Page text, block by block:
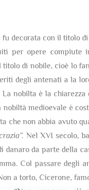
decorata con il titolo
per opere compiute
di nobile, cioè lo
degli antenati a la
La nobilta è la chiarezza
nobiltà medioevale è
che non abbia avuto
Nel XVI secolo,
danaro da parte della
Col passare degli
a torto, Cicerone,